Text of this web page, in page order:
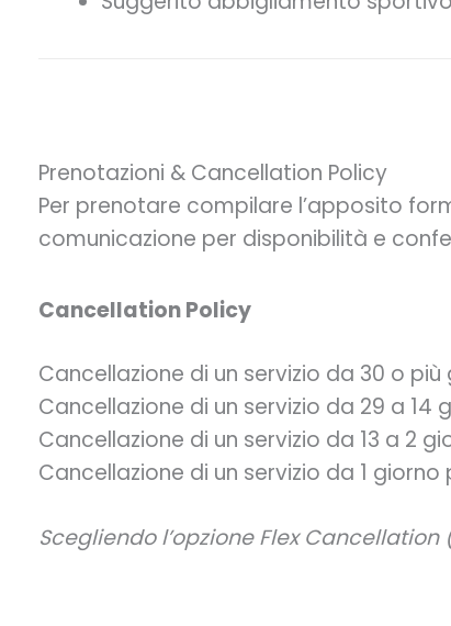
Prenotazioni & Cancellation Policy
Per prenotare compilare l’apposito
comunicazione per disponibilità e
Cancellation Policy
Cancellazione di un servizio da 30 o
Cancellazione di un servizio da 29 a
Cancellazione di un servizio da 13 a 2
Cancellazione di un servizio da 1
Scegliendo l’opzione Flex